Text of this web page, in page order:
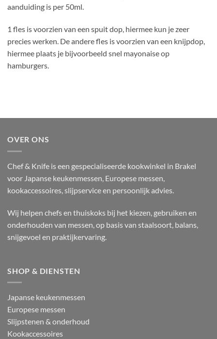
aanduiding is per 50ml.
1 fles is voorzien van een spuit dop, hiermee kun je zeer
precies werken. De andere fles is voorzien van een knijpdop,
hiermee plaats je bijvoorbeeld snel mayonaise op
hamburgers.
OVER ONS
Chef & Knife is een gespecialiseerde kookwinkel in Brakel
voor Japanse keukenmessen, Europese messen,
kookaccessoires, slijpservice en persoonlijk advies.
Wij helpen chefs en thuiskoks bij het kiezen, gebruiken en
onderhouden van messen, op basis van staalsoort, balans,
snijgevoel en praktijkervaring.
SHOP & DIENSTEN
Japanse keukenmessen
Europese messen
Slijpstenen & onderhoud
Kookaccessoires